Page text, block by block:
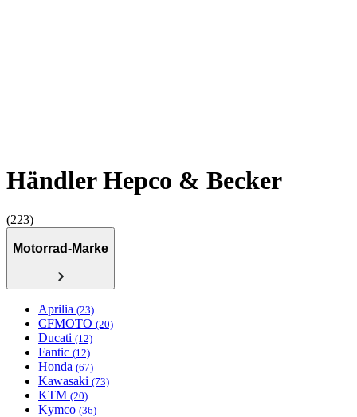
Händler Hepco & Becker
(223)
Motorrad-Marke
Aprilia (23)
CFMOTO (20)
Ducati (12)
Fantic (12)
Honda (67)
Kawasaki (73)
KTM (20)
Kymco (36)